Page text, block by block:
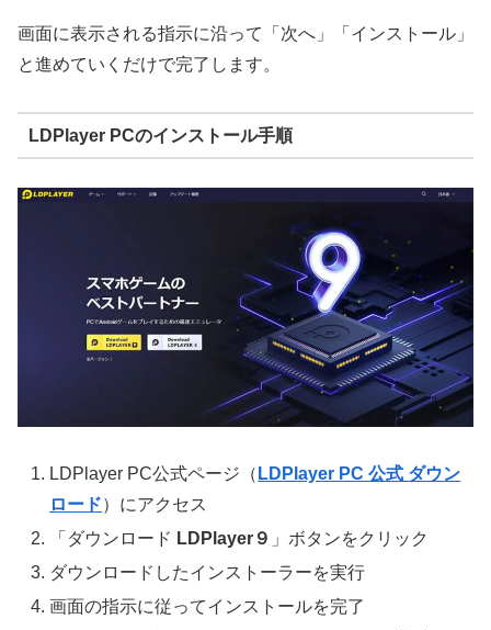
画面に表示される指示に沿って「次へ」「インストール」
と進めていくだけで完了します。
LDPlayer PCのインストール手順
LDPlayer PC公式ページ（ LDPlayer PC 公式 ダウン
ロード）にアクセス
「ダウンロード LDPlayer９ 」ボタンをクリック
ダウンロードしたインストーラーを実行
画面の指示に従ってインストールを完了